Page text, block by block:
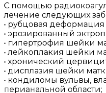
С помощью
лечение следующих
• рубцовая
• эрозированный
• гипертрофия шейки
• лейкоплакия шейки
• хронический
• дисплазия шейки
• кондиломы вульвы,
перианальной области;